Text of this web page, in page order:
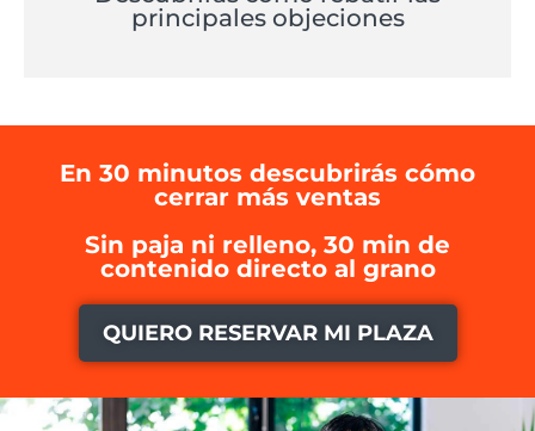
principales objeciones
En 30 minutos descubrirás cómo
cerrar más ventas
Sin paja ni relleno, 30 min de
contenido directo al grano
QUIERO RESERVAR MI PLAZA